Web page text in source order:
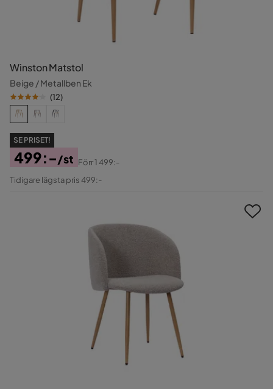
Winston Matstol
Beige / Metallben Ek
(12)
SE PRISET!
Pris
499:-/st
Original
Förr1 499:-
Tidigare lägsta pris 499:-